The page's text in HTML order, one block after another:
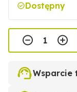
Dostępny
Wsparcie